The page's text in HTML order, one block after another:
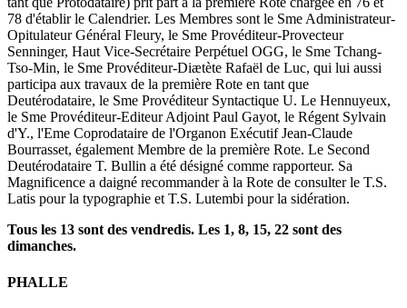
78 d'établir le Calendrier. Les Membres sont le Sme Administrateur-
Opitulateur Général Fleury, le Sme Provéditeur-Provecteur
Senninger, Haut Vice-Secrétaire Perpétuel OGG, le Sme Tchang-
Tso-Min, le Sme Provéditeur-Diætète Rafaël de Luc, qui lui aussi
participa aux travaux de la première Rote en tant que
Deutérodataire, le Sme Provéditeur Syntactique U. Le Hennuyeux,
le Sme Provéditeur-Editeur Adjoint Paul Gayot, le Régent Sylvain
d'Y., l'Eme Coprodataire de l'Organon Exécutif Jean-Claude
Bourrasset, également Membre de la première Rote. Le Second
Deutérodataire T. Bullin a été désigné comme rapporteur. Sa
Magnificence a daigné recommander à la Rote de consulter le T.S.
Latis pour la typographie et T.S. Lutembi pour la sidération.
Tous les 13 sont des vendredis. Les 1, 8, 15, 22 sont des
dimanches.
PHALLE